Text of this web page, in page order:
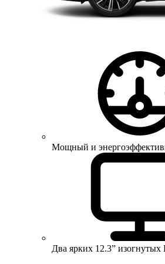
Мощный и
Два ярких 12.3”